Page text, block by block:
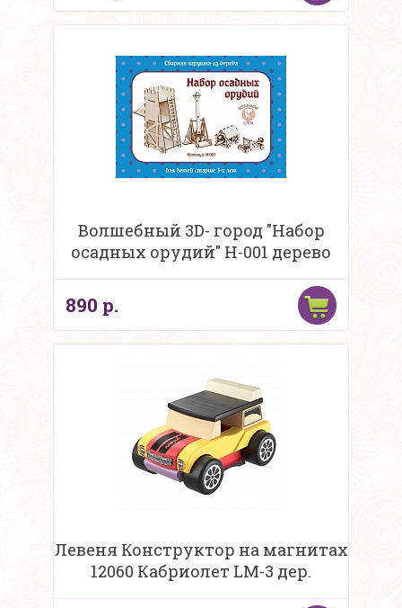
Волшебный 3D- город "Набор
осадных орудий" Н-001 дерево
890 р.
Левеня Конструктор на магнитах
12060 Кабриолет LM-3 дер.